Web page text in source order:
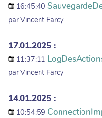
16:45:40
par Vincent Farcy
17.01.2025 :
11:37:11
par Vincent Farcy
14.01.2025 :
10:54:59